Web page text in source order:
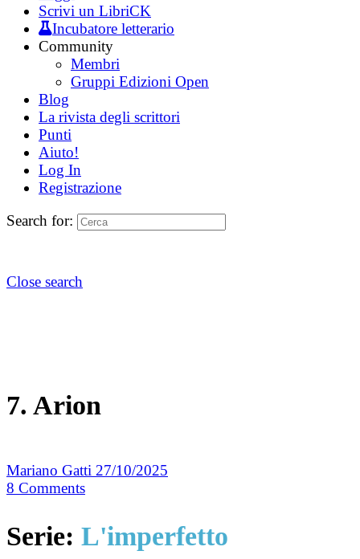
Scrivi un LibriCK
Incubatore letterario
Community
Membri
Gruppi Edizioni Open
Blog
La rivista degli scrittori
Punti
Aiuto!
Log In
Registrazione
Search for:
Close search
7. Arion
Mariano Gatti 27/10/2025
8 Comments
Serie: L'imperfetto